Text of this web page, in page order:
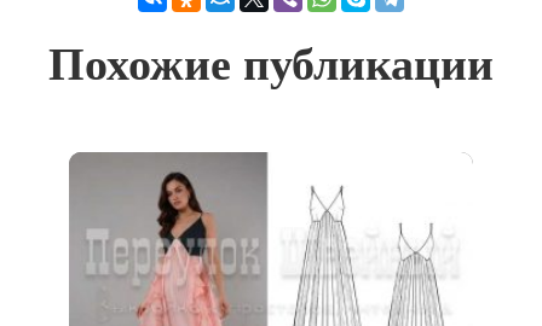
Похожие публикации